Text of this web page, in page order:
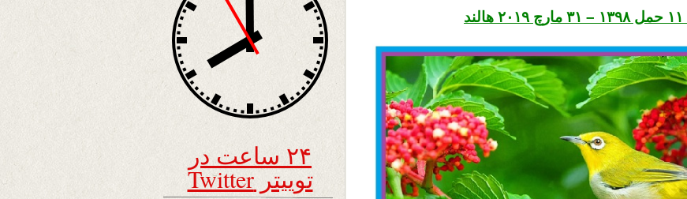
۲۴ ساعت در
توییتر Twitter